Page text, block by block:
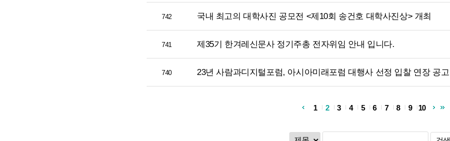
742 국내 최고의 대학사진 공모전 <제10회 송건호 대학사진상> 개최
741 제35기 한겨레신문사 정기주총 전자위임 안내 입니다.
740 23년 사람과디지털포럼, 아시아미래포럼 대행사 선정 입찰 연장 공고
1 2 3 4 5 6 7 8 9 10